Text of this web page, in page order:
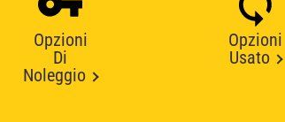
Opzioni
Di
Noleggio
Opzioni
Usato